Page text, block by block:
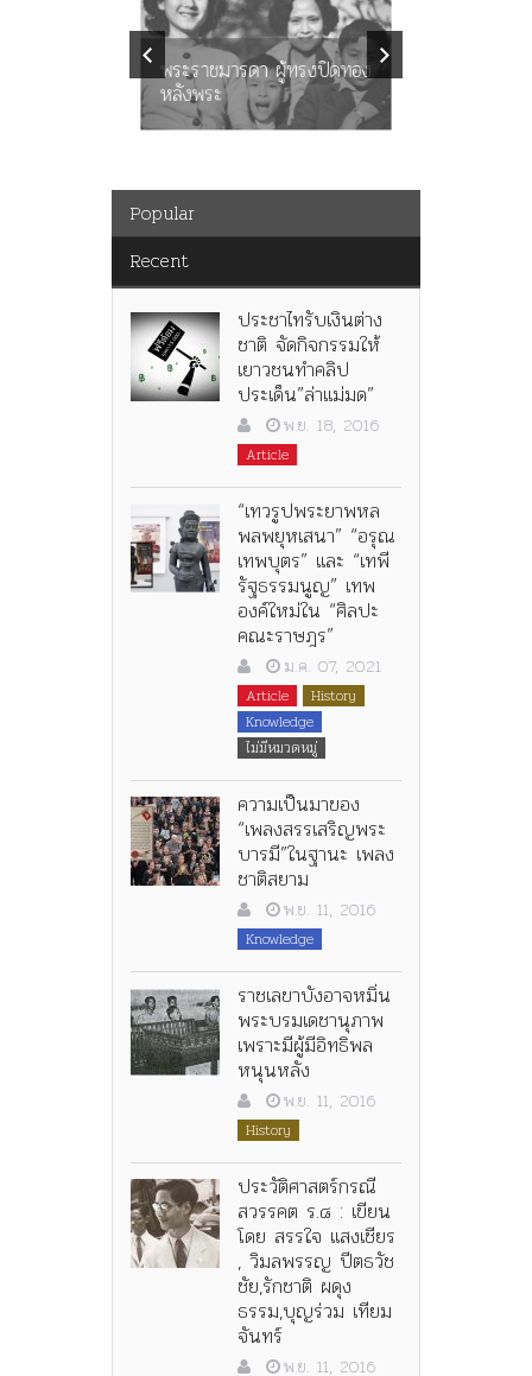
พระราชมารดา ผู้ทรงปิดทอง
หลังพระ
Popular
Recent
ประชาไทรับเงินต่าง
ชาติ จัดกิจกรรมให้
เยาวชนทำคลิป
ประเด็น”ล่าแม่มด”
พ.ย. 18, 2016
Article
“เทวรูปพระยาพหล
พลพยุหเสนา” “อรุณ
เทพบุตร” และ “เทพี
รัฐธรรมนูญ” เทพ
องค์ใหม่ใน “ศิลปะ
คณะราษฎร”
ม.ค. 07, 2021
Article
History
Knowledge
ไม่มีหมวดหมู่
ความเป็นมาของ
“เพลงสรรเสริญพระ
บารมี”ในฐานะ เพลง
ชาติสยาม
พ.ย. 11, 2016
Knowledge
ราชเลขาบังอาจหมิ่น
พระบรมเดชานุภาพ
เพราะมีผู้มีอิทธิพล
หนุนหลัง
พ.ย. 11, 2016
History
ประวัติศาสตร์กรณี
สวรรคต ร.๘ : เขียน
โดย สรรใจ แสงเชียร
, วิมลพรรญ ปีตธวัช
ชัย,รักชาติ ผดุง
ธรรม,บุญร่วม เทียม
จันทร์
พ.ย. 11, 2016